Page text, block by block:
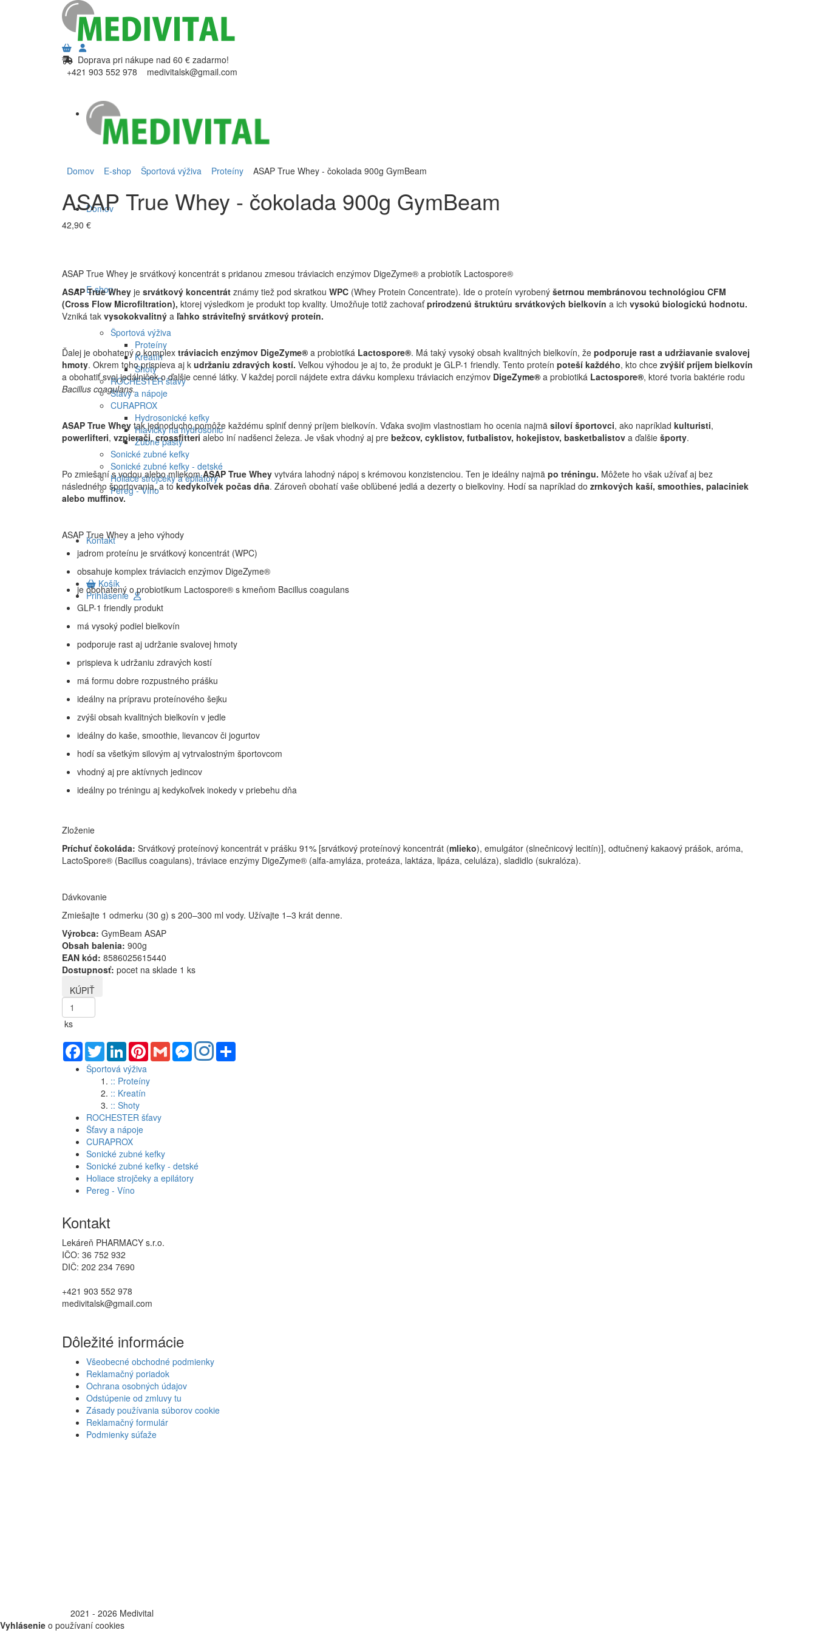
Doprava pri nákupe nad 60 € zadarmo!
+421 903 552 978
medivitalsk@gmail.com
Domov
E-shop
Športová výživa
Proteíny
Kreatín
Shoty
ROCHESTER šťavy
Šťavy a nápoje
CURAPROX
Hydrosonické kefky
Hlavičky na hydrosonic
Zubné pasty
Sonické zubné kefky
Sonické zubné kefky - detské
Holiace strojčeky a epilátory
Pereg - Víno
Kontakt
Košík
Prihlásenie
Domov E-shop Športová výživa Proteíny ASAP True Whey - čokolada 900g GymBeam
ASAP True Whey - čokolada 900g GymBeam
42,90 €
ASAP True Whey je srvátkový koncentrát s pridanou zmesou tráviacich enzýmov DigeZyme® a probiotík Lactospore®
ASAP True Whey je srvátkový koncentrát známy tiež pod skratkou WPC (Whey Protein Concentrate). Ide o proteín vyrobený šetrnou membránovou technológiou CFM
(Cross Flow Microfiltration), ktorej výsledkom je produkt top kvality. Umožňuje totiž zachovaťprirodzenú štruktúru srvátkových bielkovín a ich vysokú biologickú hodnotu.
Vzniká tak vysokokvalitný a ľahko stráviteľný srvátkový proteín.
Ďalej je obohatený o komplex tráviacich enzýmov DigeZyme® a probiotiká Lactospore®. Má taký vysoký obsah kvalitných bielkovín, že podporuje rast a udržiavanie svalovej
hmoty. Okrem toho prispieva aj k udržaniu zdravých kostí. Veľkou výhodou je aj to, že produkt je GLP-1 friendly. Tento proteín poteší každého, kto chce zvýšiť príjem bielkovín
a obohatiť svoj jedálniček o ďalšie cenné látky. V každej porcii nájdete extra dávku komplexu tráviacich enzýmov DigeZyme® a probiotiká Lactospore®, ktoré tvoria baktérie rodu
Bacillus coagulans.
ASAP True Whey tak jednoducho pomôže každému splniť denný príjem bielkovín. Vďaka svojim vlastnostiam ho ocenia najmä siloví športovci, ako napríklad kulturisti,
powerlifteri, vzpierači,crossfitteri alebo iní nadšenci železa. Je však vhodný aj pre bežcov, cyklistov, futbalistov, hokejistov, basketbalistov a ďalšie športy.
Po zmiešaní s vodou alebo mliekomASAP True Whey vytvára lahodný nápoj s krémovou konzistenciou. Ten je ideálny najmä po tréningu. Môžete ho však užívať aj bez
následného športovania, a to kedykoľvek počas dňa. Zároveň obohatí vaše obľúbené jedlá a dezerty o bielkoviny. Hodí sa napríklad do zrnkových kaší, smoothies, palaciniek
alebo muffinov.
ASAP True Whey a jeho výhody
jadrom proteínu je srvátkový koncentrát (WPC)
obsahuje komplex tráviacich enzýmov DigeZyme®
je obohatený o probiotikum Lactospore® s kmeňom Bacillus coagulans
GLP-1 friendly produkt
má vysoký podiel bielkovín
podporuje rast aj udržanie svalovej hmoty
prispieva k udržaniu zdravých kostí
má formu dobre rozpustného prášku
ideálny na prípravu proteínového šejku
zvýši obsah kvalitných bielkovín v jedle
ideálny do kaše, smoothie, lievancov či jogurtov
hodí sa všetkým silovým aj vytrvalostným športovcom
vhodný aj pre aktívnych jedincov
ideálny po tréningu aj kedykoľvek inokedy v priebehu dňa
Zloženie
Príchuť čokoláda: Srvátkový proteínový koncentrát v prášku 91% [srvátkový proteínový koncentrát (mlieko), emulgátor (slnečnicový lecitín)], odtučnený kakaový prášok, aróma,
LactoSpore® (Bacillus coagulans), tráviace enzýmy DigeZyme® (alfa-amyláza, proteáza, laktáza, lipáza, celuláza), sladidlo (sukralóza).
Dávkovanie
Zmiešajte 1 odmerku (30 g) s 200–300 ml vody. Užívajte 1–3 krát denne.
Výrobca: GymBeam ASAP
Obsah balenia: 900g
EAN kód: 8586025615440
Dostupnosť: pocet na sklade 1 ks
ks
Facebook
TwitterLinkedInPinterestGmail Messenger
Športová výživa
:: Proteíny
:: Kreatín
:: Shoty
ROCHESTER šťavy
Šťavy a nápoje
CURAPROX
Sonické zubné kefky
Sonické zubné kefky - detské
Holiace strojčeky a epilátory
Pereg - Víno
Kontakt
Lekáreň PHARMACY s.r.o.
IČO: 36 752 932
DIČ: 202 234 7690
+421 903 552 978
medivitalsk@gmail.com
Dôležité informácie
Všeobecné obchodné podmienky
Reklamačný poriadok
Ochrana osobných údajov
Odstúpenie od zmluvy tu
Zásady používania súborov cookie
Reklamačný formulár
Podmienky súťaže
2021 - 2026 Medivital
Vyhlásenie o používaní cookies